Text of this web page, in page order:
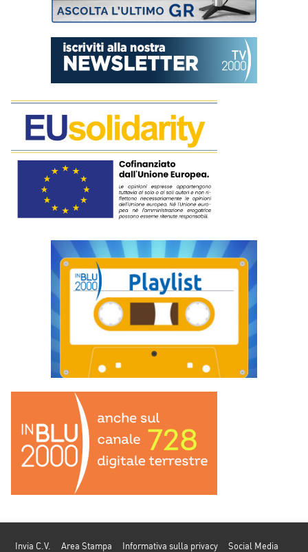
Invia C.V. Area Stampa Informativa sulla privacy
Social Media